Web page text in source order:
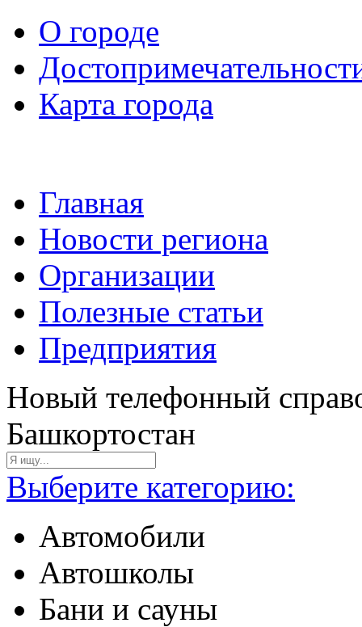
О городе
Карта города
Главная
Новости региона
Организации
Полезные статьи
Предприятия
Новый телефонный
Башкортостан
Выберите категорию:
Автомобили
Автошколы
Бани и сауны